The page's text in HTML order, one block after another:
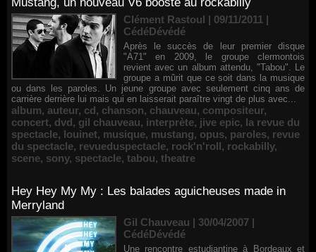
Clément Rastoul | 09/11/2011 |
CédéDévédé
Après le succès de leur premier disque
"A71" en 2009, le groupe clermontois
revient avec un album attendu, "Tabou". Le
groupe a mûrit que ce soit dans la musique
ou dans les paroles. Un jeune groupe avec seulement cinq ans de
carrière derrière lui mais qui en laisserait paraître vingt de plus avec...
album, auteur, cd, chanson, chauveau, compositeur,
concert, dvd, gil chauveau, interprète, jive epic, la revue du
spectacle, louinet, musique, mustang, opus, paroles, revue
du spectacle, revueduspectacle, rock'n'roll, rockabilly,
scene, sony, spectacle, tabou, theatre
Hey Hey My My : Les balades aguicheuses made in
Merryland
Gil Chauveau | 30/04/2007 |
CédéDévédé
Une rencontre estudiantine à Bordeaux et